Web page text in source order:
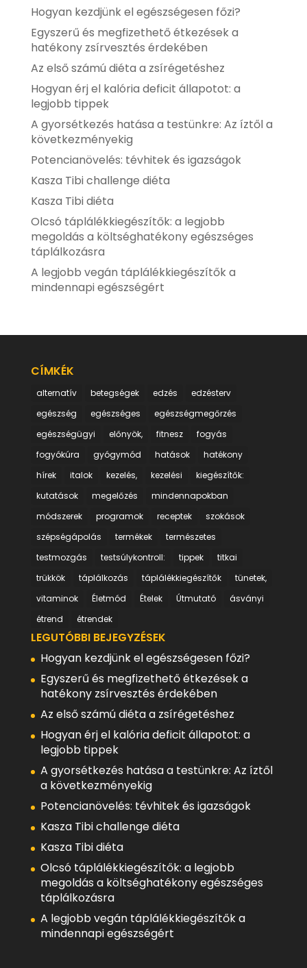
Hogyan kezdjünk el egészségesen főzi?
Egyszerű és megfizethető étkezések a
hatékony zsírvesztés érdekében
Az első számú diéta a zsírégetéshez
Hogyan érj el kalória deficit állapotot: a
legjobb tippek
A gyorsétkezés hatása a testünkre: Az íztől a
következményekig
Potencianövelés: tévhitek és igazságok
Kasza Tibi challenge diéta
Kasza Tibi diéta
Olcsó táplálékkiegészítők: a legjobb
megoldás a költséghatékony egészséges
táplálkozásra
A legjobb vegán táplálékkiegészítők a
mindennapi egészségért
CÍMKÉK
alternatív betegségek edzés
edzésterv
egészség
egészséges
egészségmegőrzés
egészségügyi
előnyök, fitnesz
fogyás
fogyókúra
gyógymód hatások
hatékony
hírek
italok kezelés, kezelési
kiegészítők:
kutatások
megelőzés
mindennapokban
módszerek
programok receptek
szokások
szépségápolás
termékek
természetes
testmozgás
testsúlykontroll: tippek
titkai
trükkök
táplálkozás táplálékkiegészítők
tünetek,
vitaminok
Életmód Ételek Útmutató
ásványi
étrend
étrendek
LEGUTÓBBI BEJEGYZÉSEK
Hogyan kezdjünk el egészségesen főzi?
Egyszerű és megfizethető étkezések a
hatékony zsírvesztés érdekében
Az első számú diéta a zsírégetéshez
Hogyan érj el kalória deficit állapotot: a
legjobb tippek
A gyorsétkezés hatása a testünkre: Az íztől
a következményekig
Potencianövelés: tévhitek és igazságok
Kasza Tibi challenge diéta
Kasza Tibi diéta
Olcsó táplálékkiegészítők: a legjobb
megoldás a költséghatékony egészséges
táplálkozásra
A legjobb vegán táplálékkiegészítők a
mindennapi egészségért